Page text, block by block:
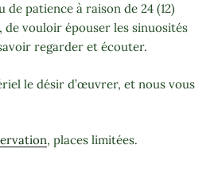
de patience à raison de 24 (12)
de vouloir épouser les sinuosités
regarder et écouter.
le désir d’œuvrer, et nous vous
, places limitées.